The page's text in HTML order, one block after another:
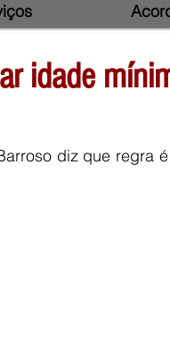
idade
diz que regra